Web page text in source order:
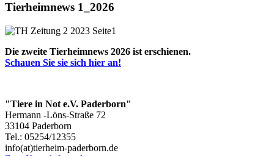
Tierheimnews 1_2026
Die zweite Tierheimnews 2026 ist erschienen.
Schauen Sie sie sich hier an!
"Tiere in Not e.V. Paderborn"
Hermann -Löns-Straße 72
33104 Paderborn
Tel.: 05254/12355
info(at)tierheim-paderborn.de